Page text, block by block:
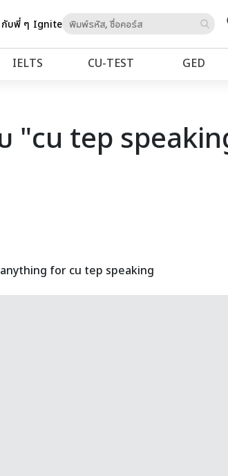
บพี่ ๆ Igniteto
IELTS CU‑TEST GED
"cu tep
for cu tep speaking